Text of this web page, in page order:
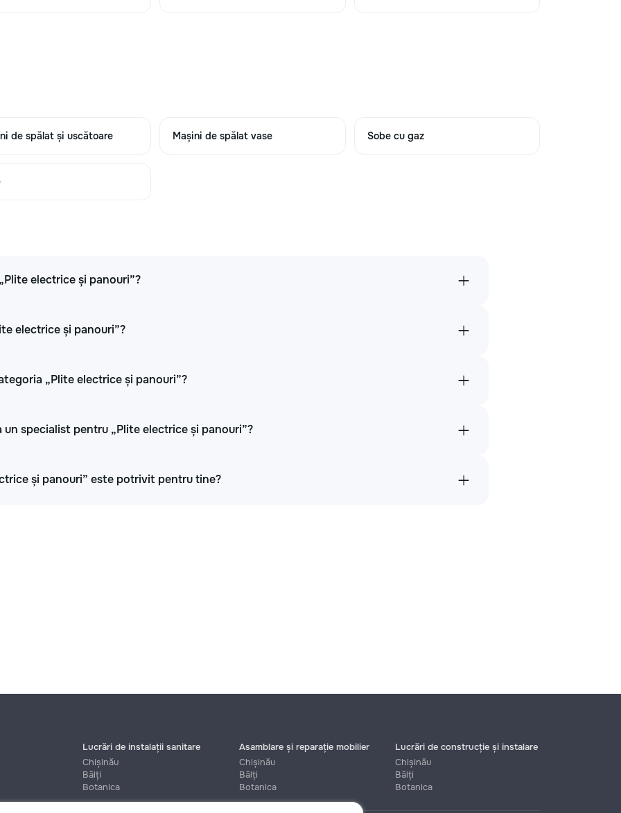
850 1100
520 700
de spălat și uscătoare Mașini de spălat vase Sobe cu gaz
electrice și panouri”?
electrice și panouri”?
„Plite electrice și panouri”?
specialist pentru „Plite electrice și panouri”?
și panouri” este potrivit pentru tine?
Lucrări de instalații sanitare
Chișinău
Bălți
Botanica
Asamblare și reparație mobilier
Chișinău
Bălți
Botanica
Lucrări de construcție și instalare
Chișinău
Bălți
Botanica